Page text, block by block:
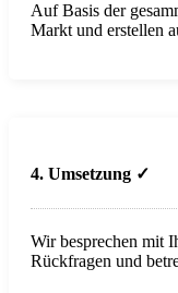
Auf Basis der
Markt und erstellen
4. Umsetzung ✓
Wir besprechen mit
Rückfragen und